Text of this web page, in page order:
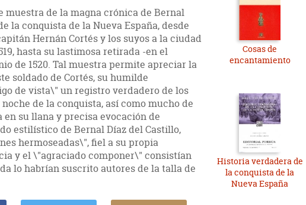
muestra de la magna crónica de Bernal
la conquista de la Nueva España, desde
Hernán Cortés y los suyos a la ciudad
hasta su lastimosa retirada -en el
de 1520. Tal muestra permite apreciar la
soldado de Cortés, su humilde
de vista\" un registro verdadero de los
de la conquista, así como mucho de
su llana y precisa evocación de
estilístico de Bernal Díaz del Castillo,
hermoseadas\", fiel a su propia
y el \"agraciado componer\" consistían
lo habrían suscrito autores de la talla de
Cosas de
encantamiento
Historia verdadera de
la conquista de la
Nueva España